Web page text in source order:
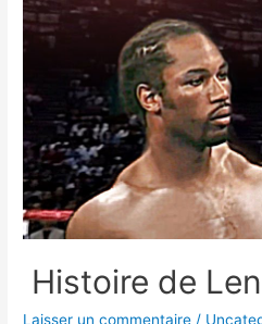
Histoire de
Laisser un commentaire /